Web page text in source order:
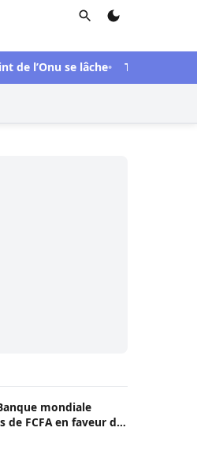
Rechercher
se lâche Tribunal : Lamignou
mondiale
de FCFA en faveur du